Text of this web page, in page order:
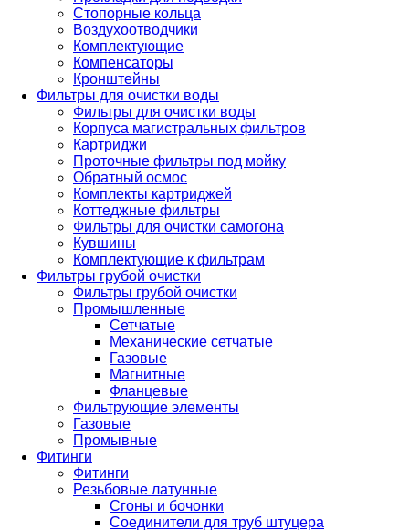
Стопорные кольца
Воздухоотводчики
Комплектующие
Компенсаторы
Кронштейны
Фильтры для очистки воды
Фильтры для очистки воды
Корпуса магистральных фильтров
Картриджи
Проточные фильтры под мойку
Обратный осмос
Комплекты картриджей
Коттеджные фильтры
Фильтры для очистки самогона
Кувшины
Комплектующие к фильтрам
Фильтры грубой очистки
Фильтры грубой очистки
Промышленные
Сетчатые
Механические сетчатые
Газовые
Магнитные
Фланцевые
Фильтрующие элементы
Газовые
Промывные
Фитинги
Фитинги
Резьбовые латунные
Сгоны и бочонки
Соединители для труб штуцера